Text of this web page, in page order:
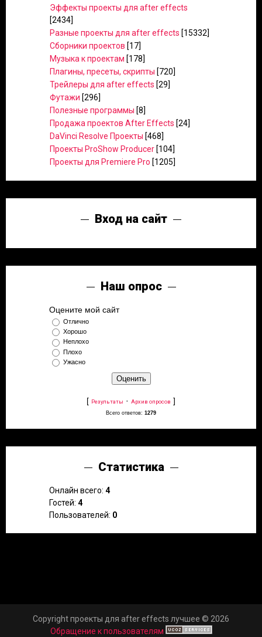
Эффекты проекты для after effects
[2434]
Разные проекты для after effects [15332]
Сборники проектов [17]
Музыка к проектам [178]
Плагины, пресеты, скрипты [720]
Трейлеры для after effects [29]
Футажи [296]
Полезные программы [8]
Продажа проектов After Effects [24]
DaVinci Resolve Проекты [468]
Проекты ProShow Producer [104]
Проекты для Premiere Pro [1205]
Вход на сайт
Наш опрос
Оцените мой сайт
Отлично
Хорошо
Неплохо
Плохо
Ужасно
[ Результаты · Архив опросов ]
Всего ответов: 1279
Статистика
Онлайн всего: 4
Гостей: 4
Пользователей: 0
Copyright проекты для after effects лучшее © 2026
Обращение к пользователям